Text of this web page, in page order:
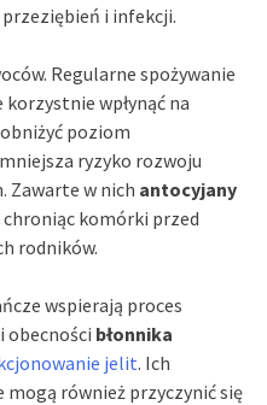
i infekcji.
Regularne spożywanie
wpłynąć na
poziom
ryzyko rozwoju
Zawarte w nich antocyjany
komórki przed
rodników.
wspierają proces
obecności błonnika
jelit. Ich
mogą również przyczynić się